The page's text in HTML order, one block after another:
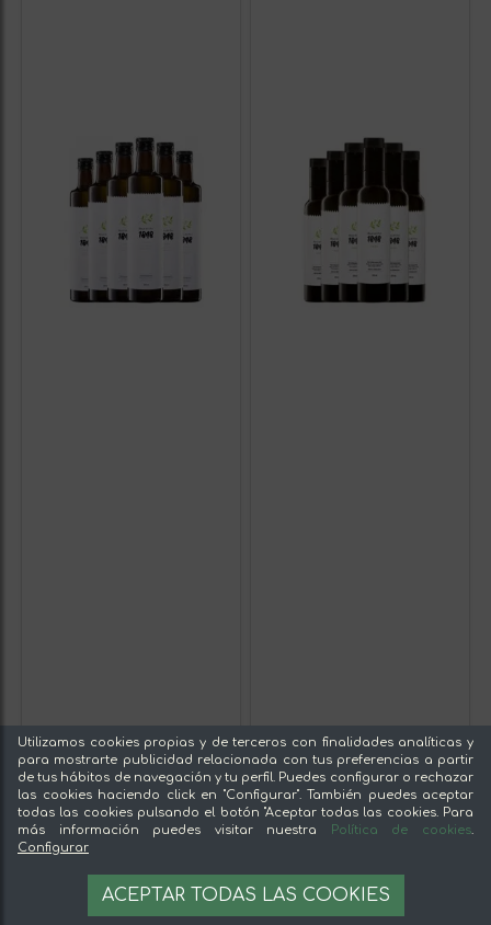
Utilizamos cookies propias y de terceros con finalidades analíticas y
para mostrarte publicidad relacionada con tus preferencias a partir
de tus hábitos de navegación y tu perfil. Puedes configurar o rechazar
las cookies haciendo click en "Configurar". También puedes aceptar
todas las cookies pulsando el botón "Aceptar todas las cookies. Para
más información puedes visitar nuestra
Política de cookies.
Configurar
ACEPTAR TODAS LAS COOKIES